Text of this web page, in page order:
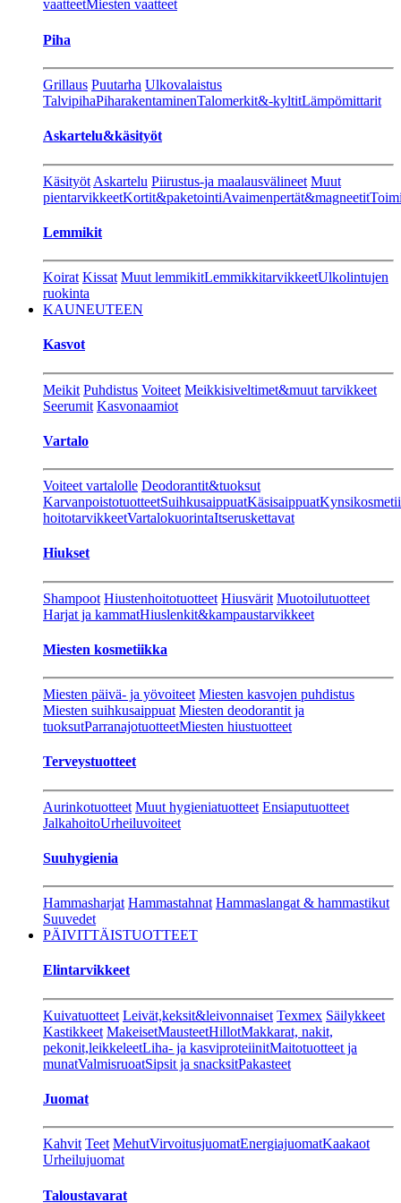
vaatteetMiesten vaatteet
Piha
Grillaus Puutarha Ulkovalaistus
TalvipihaPiharakentaminenTalomerkit&-kyltitLämpömittarit
Askartelu&käsityöt
Käsityöt Askartelu Piirustus-ja maalausvälineet Muut
pientarvikkeetKortit&paketointiAvaimenpertät&magneetit
Lemmikit
Koirat Kissat Muut lemmikitLemmikkitarvikkeetUlkolintujen
ruokinta
KAUNEUTEEN
Kasvot
Meikit Puhdistus Voiteet Meikkisiveltimet&muut tarvikkeet
Seerumit Kasvonaamiot
Vartalo
Voiteet vartalolle Deodorantit&tuoksut
KarvanpoistotuotteetSuihkusaippuatKäsisaippuat
hoitotarvikkeetVartalokuorintaItseruskettavat
Hiukset
Shampoot Hiustenhoitotuotteet Hiusvärit Muotoilutuotteet
Harjat ja kammatHiuslenkit&kampaustarvikkeet
Miesten kosmetiikka
Miesten päivä- ja yövoiteet Miesten kasvojen puhdistus
Miesten suihkusaippuat Miesten deodorantit ja
tuoksutParranajotuotteetMiesten hiustuotteet
Terveystuotteet
Aurinkotuotteet Muut hygieniatuotteet Ensiaputuotteet
JalkahoitoUrheiluvoiteet
Suuhygienia
Hammasharjat Hammastahnat Hammaslangat & hammastikut
Suuvedet
PÄIVITTÄISTUOTTEET
Elintarvikkeet
Kuivatuotteet Leivät,keksit&leivonnaiset Texmex Säilykkeet
Kastikkeet MakeisetMausteetHillotMakkarat, nakit,
pekonit,leikkeleetLiha- ja kasviproteiinitMaitotuotteet ja
munatValmisruoatSipsit ja snacksitPakasteet
Juomat
Kahvit Teet MehutVirvoitusjuomatEnergiajuomatKaakaot
Urheilujuomat
Taloustavarat